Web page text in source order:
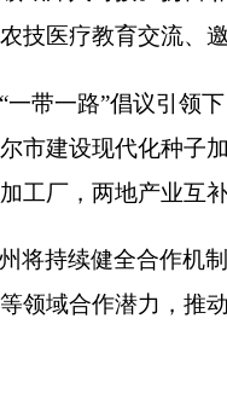
技医疗教育交流、
一带一路”倡议引领
市建设现代化种子
工厂，两地产业互
将持续健全合作机
领域合作潜力，推